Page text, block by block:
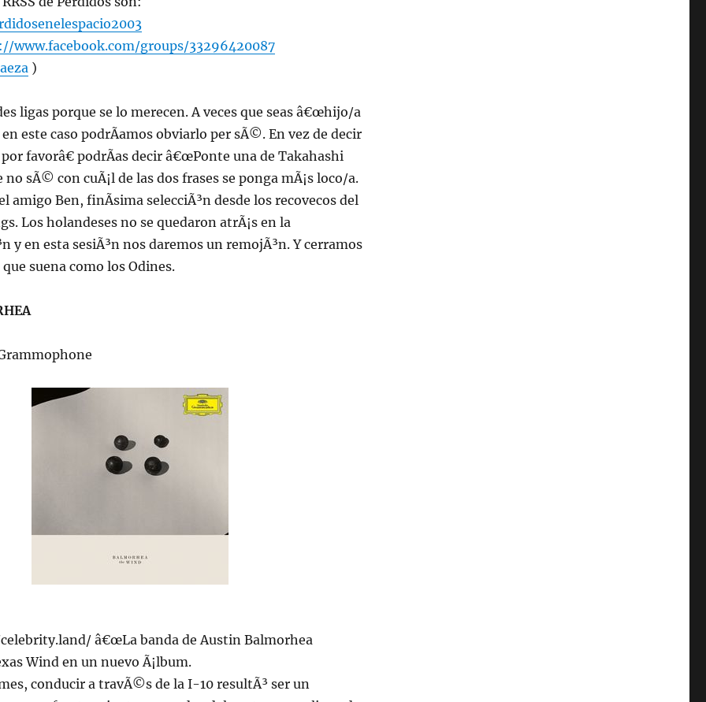
www.facebook.com/groups/33296420087
)
ligas porque se lo merecen. A veces que seas â€œhijo/a
en este caso podrÃ­amos obviarlo per sÃ©. En vez de decir
favorâ€ podrÃ­as decir â€œPonte una de Takahashi
no sÃ© con cuÃ¡l de las dos frases se ponga mÃ¡s loco/a.
amigo Ben, finÃ­sima selecciÃ³n desde los recovecos del
Los holandeses no se quedaron atrÃ¡s en la
y en esta sesiÃ³n nos daremos un remojÃ³n. Y cerramos
suena como los Odines.
â€œLa banda de Austin Balmorhea
Wind en un nuevo Ã¡lbum.
conducir a travÃ©s de la I-10 resultÃ³ ser un